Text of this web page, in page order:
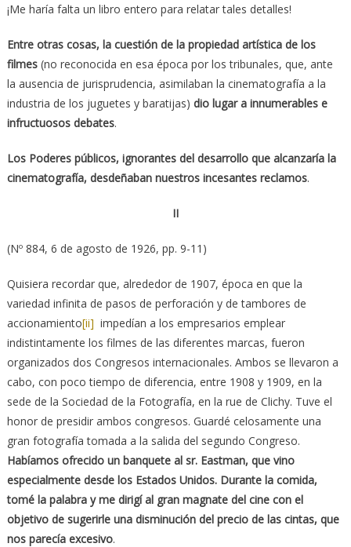
¡Me haría falta un libro entero para relatar tales detalles!
Entre otras cosas, la cuestión de la propiedad artística de los
filmes(no reconocida en esa época por los tribunales, que, ante
la ausencia de jurisprudencia, asimilaban la cinematografía a la
industria de los juguetes y baratijas) dio lugar a innumerables e
infructuosos debates.
Los Poderes públicos, ignorantes del desarrollo que alcanzaría la
cinematografía, desdeñaban nuestros incesantes reclamos.
II
(Nº 884, 6 de agosto de 1926, pp. 9-11)
Quisiera recordar que, alrededor de 1907, época en que la
variedad infinita de pasos de perforación y de tambores de
accionamiento[ii] impedían a los empresarios emplear
indistintamente los filmes de las diferentes marcas, fueron
organizados dos Congresos internacionales. Ambos se llevaron a
cabo, con poco tiempo de diferencia, entre 1908 y 1909, en la
sede de la Sociedad de la Fotografía, en la rue de Clichy. Tuve el
honor de presidir ambos congresos. Guardé celosamente una
gran fotografía tomada a la salida del segundo Congreso.
Habíamos ofrecido un banquete al sr. Eastman, que vino
especialmente desde los Estados Unidos. Durante la comida,
tomé la palabra y me dirigí al gran magnate del cine con el
objetivo de sugerirle una disminución del precio de las cintas, que
nos parecía excesivo.